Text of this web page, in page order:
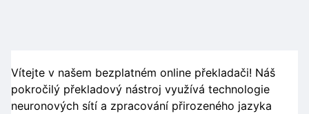
Vítejte v našem bezplatném online překladači! Náš
pokročilý překladový nástroj využívá technologie
neuronových sítí a zpracování přirozeného jazyka